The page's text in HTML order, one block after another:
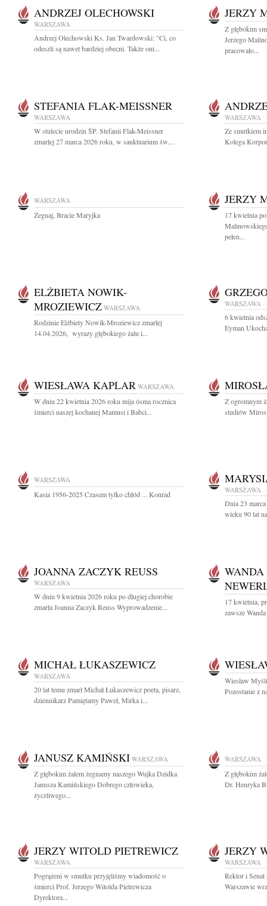
ANDRZEJ OLECHOWSKI
WARSZAWA
Andrzej Olechowski Ks. Jan Twardowski: "Ci, co
odeszli są nawet bardziej obecni. Także oni...
JERZY
Z głębokim
Jerzego
pracowało...
STEFANIA FLAK-MEISSNER
WARSZAWA
W stulecie urodzin ŚP. Stefanii Flak-Meissner
zmarłej 27 marca 2026 roku, w sanktuarium św....
WARSZAWA
Ze smutkiem
Kolega
WARSZAWA
Żegnaj, Bracie Maryjka
JERZY
17 kwietnia
pełen...
ELŻBIETA NOWIK-
MROZIEWICZ WARSZAWA
Rodzinie Elżbiety Nowik-Mroziewicz zmarłej
14.04.2026, wyrazy głębokiego żalu i...
WARSZAWA
6 kwietnia
Eyman
WIESŁAWA KAPLAR WARSZAWA
W dniu 22 kwietnia 2026 roku mija ósma rocznica
śmierci naszej kochanej Mamusi i Babci...
Z ogromnym
studiów
WARSZAWA
Kasia 1956-2025 Czasem tylko chłód ... Konrad WARSZAWA
Dnia 23
wieku 90 lat
JOANNA ZACZYK REUSS
WARSZAWA
W dniu 9 kwietnia 2026 roku po długiej chorobie
zmarła Joanna Zaczyk Reuss Wyprowadzenie...
17 kwietnia,
zawsze
MICHAŁ ŁUKASZEWICZ
WARSZAWA
20 lat temu zmarł Michał Łukaszewicz poeta, pisarz,
dziennikarz Pamiętamy Paweł, Mirka i...
Wiesław
Pozostanie z
JANUSZ KAMIŃSKI WARSZAWA
Z głębokim żalem żegnamy naszego Wujka Dzidka
Janusza Kamińskiego Dobrego człowieka,
życzliwego...
WARSZAWA
Z głębokim
Dr. Henryka
JERZY WITOLD PIETREWICZ
WARSZAWA
Pogrążeni w smutku przyjęliśmy wiadomość o
śmierci Prof. Jerzego Witolda Pietrewicza
Dyrektora...
JERZY
WARSZAWA
Rektor i
Warszawie